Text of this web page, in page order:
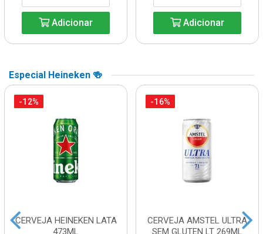
Adicionar Adicionar
Especial Heineken 🍻
-12%
CERVEJA HEINEKEN LATA
473ML
-16%
CERVEJA AMSTEL ULTRA
SEM GLUTEN LT 269ML